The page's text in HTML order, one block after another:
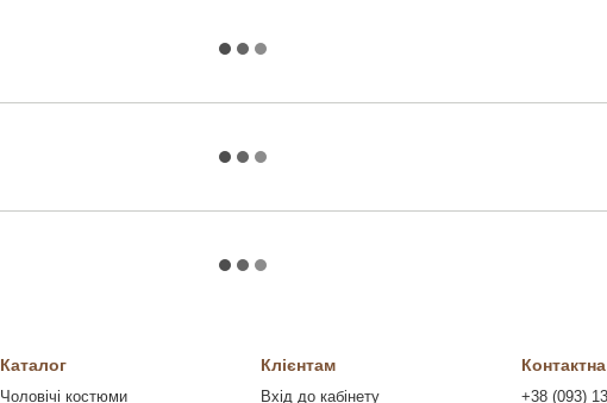
Каталог
Чоловічі костюми
Клієнтам
Вхід до кабінету +38 (093)